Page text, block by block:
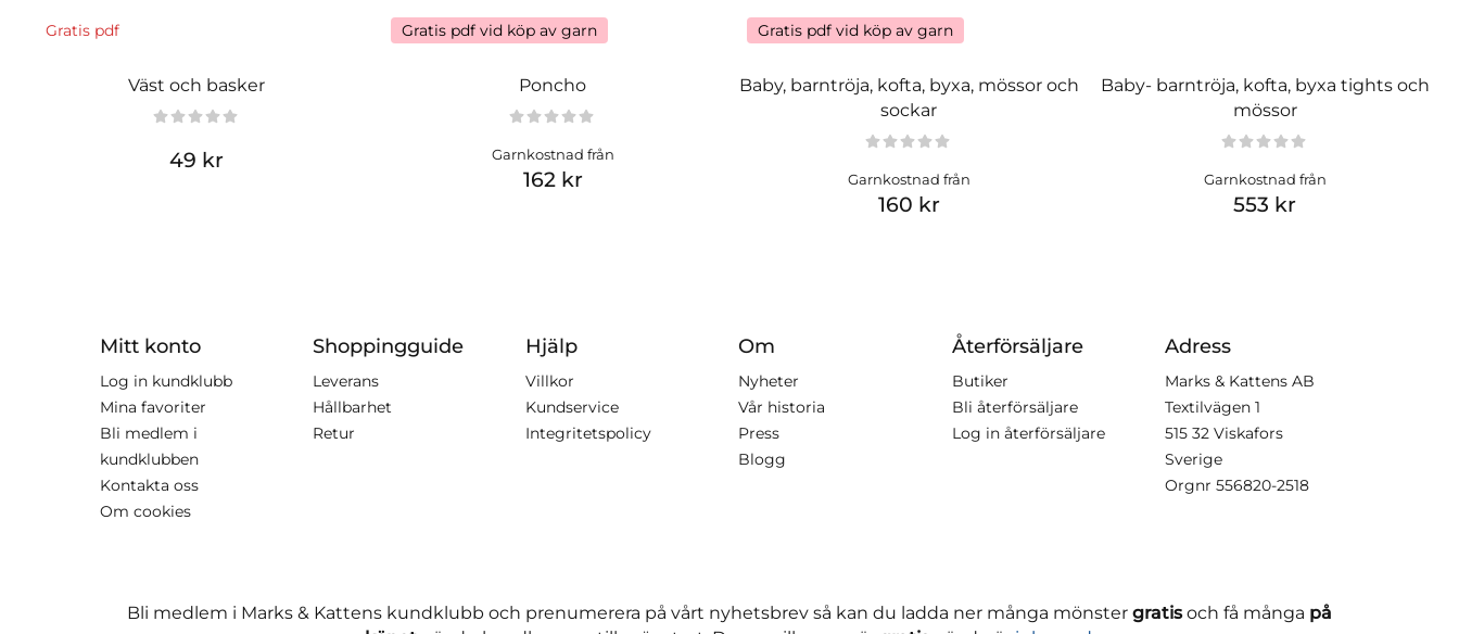
Gratis pdf
Väst och basker
49 kr
Gratis pdf vid köp av garn
Poncho
Garnkostnad från
162 kr
Gratis pdf vid köp av garn
Baby, barntröja, kofta, byxa, mössor och
sockar
Garnkostnad från
160 kr
Baby- barntröja, kofta, byxa tights och
mössor
Garnkostnad från
553 kr
Mitt konto
Log in kundklubb
Mina favoriter
Bli medlem i
kundklubben
Kontakta oss
Om cookies
Shoppingguide
Leverans
Hållbarhet
Retur
Hjälp
Villkor
Kundservice
Integritetspolicy
Om
Nyheter
Vår historia
Press
Blogg
Återförsäljare
Butiker
Bli återförsäljare
Log in återförsäljare
Adress
Marks & Kattens AB
Textilvägen 1
515 32 Viskafors
Sverige
Orgnr 556820-2518
Bli medlem i Marks & Kattens kundklubb och prenumerera på vårt nyhetsbrev så kan du ladda ner många mönster gratisoch få många på